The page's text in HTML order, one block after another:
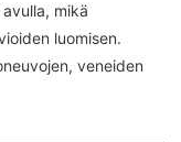
mikä
luomisen.
veneiden